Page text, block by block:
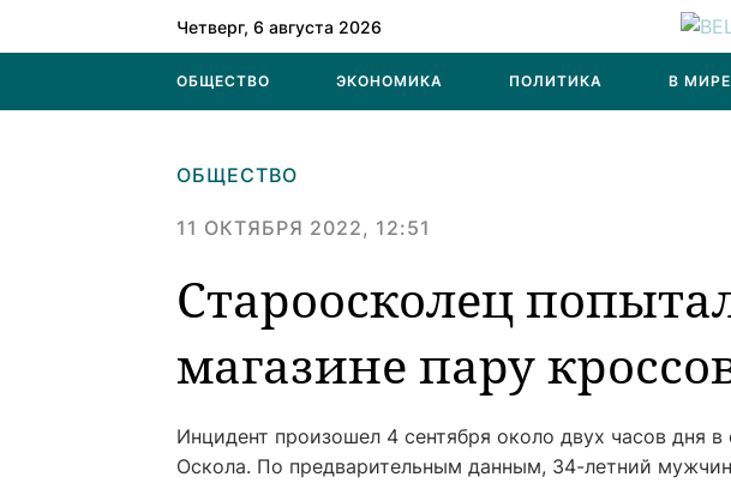
Четверг, 6 августа 2026
ОБЩЕСТВО ЭКОНОМИКА ПОЛИТИКА В МИРЕ
ОБЩЕСТВО
11 ОКТЯБРЯ 2022, 12:51
Староосколец
магазине пару
Инцидент произошел 4 сентября около двух часов дня
Оскола. По предварительным данным, 34-летний